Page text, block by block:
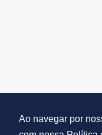
Ao navegar por